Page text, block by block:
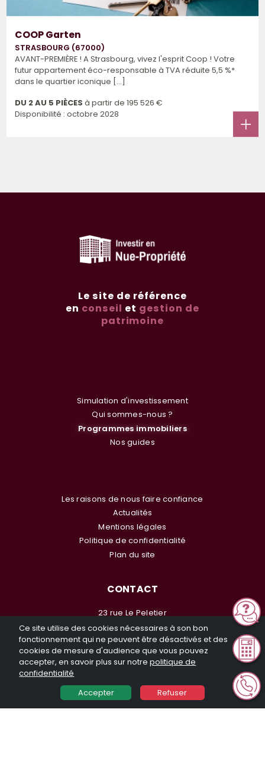
COOP Garten
STRASBOURG (67000)
AVANT-PREMIÈRE ! A Strasbourg, vivez l'esprit Coop ! Votre
futur appartement éco-responsable à TVA réduite 5,5 %*
dans le quartier iconique [...]
DU 2 AU 5 PIÈCES à partir de 195 526 €
Disponibilité : octobre 2028
Ce site utilise des cookies nécessaires à son bon
fonctionnement qui ne peuvent être désactivés et des
cookies de mesure d'audience que vous pouvez
accepter, en savoir plus sur notrepolitique de
confidentialité
Accepter
Refuser
Le site de référence
en conseil et gestion de
patrimoine
Simulation d'investissement
Qui sommes-nous ?
Programmes immobiliers
Nos guides
Les raisons de nous faire confiance
Actualités
Mentions légales
Politique de confidentialité
Plan du site
CONTACT
23 rue Le Peletier
75009 PARIS
tel:01 42 96 07 16